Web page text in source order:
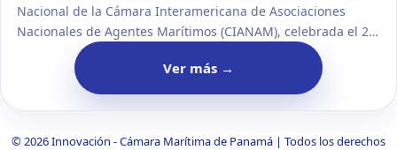
Nacional de la Cámara Interamericana de Asociaciones
Nacionales de Agentes Marítimos (CIANAM), celebrada el 21
de mayo en Lima, Perú. El encuentro reunió a
representantes del sector para abordar temas clave del
comercio marítimo internacional.
Ver más →
© 2026 Innovación - Cámara Marítima de Panamá | Todos los derechos